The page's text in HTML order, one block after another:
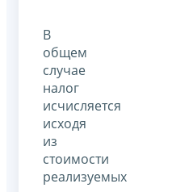
В
общем
случае
налог
исчисляется
исходя
из
стоимости
реализуемых